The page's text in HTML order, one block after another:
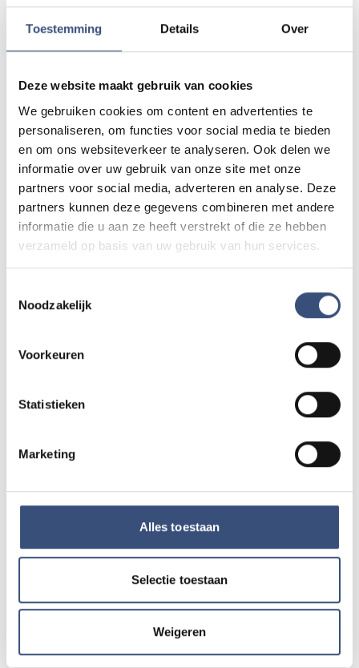
Toestemming Details Over
Deze website maakt gebruik van cookies
We gebruiken cookies om content en advertenties te
personaliseren, om functies voor social media te bieden
en om ons websiteverkeer te analyseren. Ook delen we
informatie over uw gebruik van onze site met onze
partners voor social media, adverteren en analyse. Deze
partners kunnen deze gegevens combineren met andere
informatie die u aan ze heeft verstrekt of die ze hebben
verzameld op basis van uw gebruik van hun services.
Noodzakelijk
Voorkeuren
Statistieken
Marketing
Alles toestaan
Selectie toestaan
Weigeren
📞 Bel naar 0187-682630
Foutje gezien of twijfel over een advertentie?
Zie je een fout in dit artikel, werkt iets niet goed of kom je een
advertentie tegen die niet klopt? Laat het ons weten via
redactie@omroeparchipel.nl. We kijken er graag naar.
Andere events
11 📍Ouddorp
12
Ouddorp
13
13
Concert met Oekraïense musici in
📍Ouddorp🕐19:30